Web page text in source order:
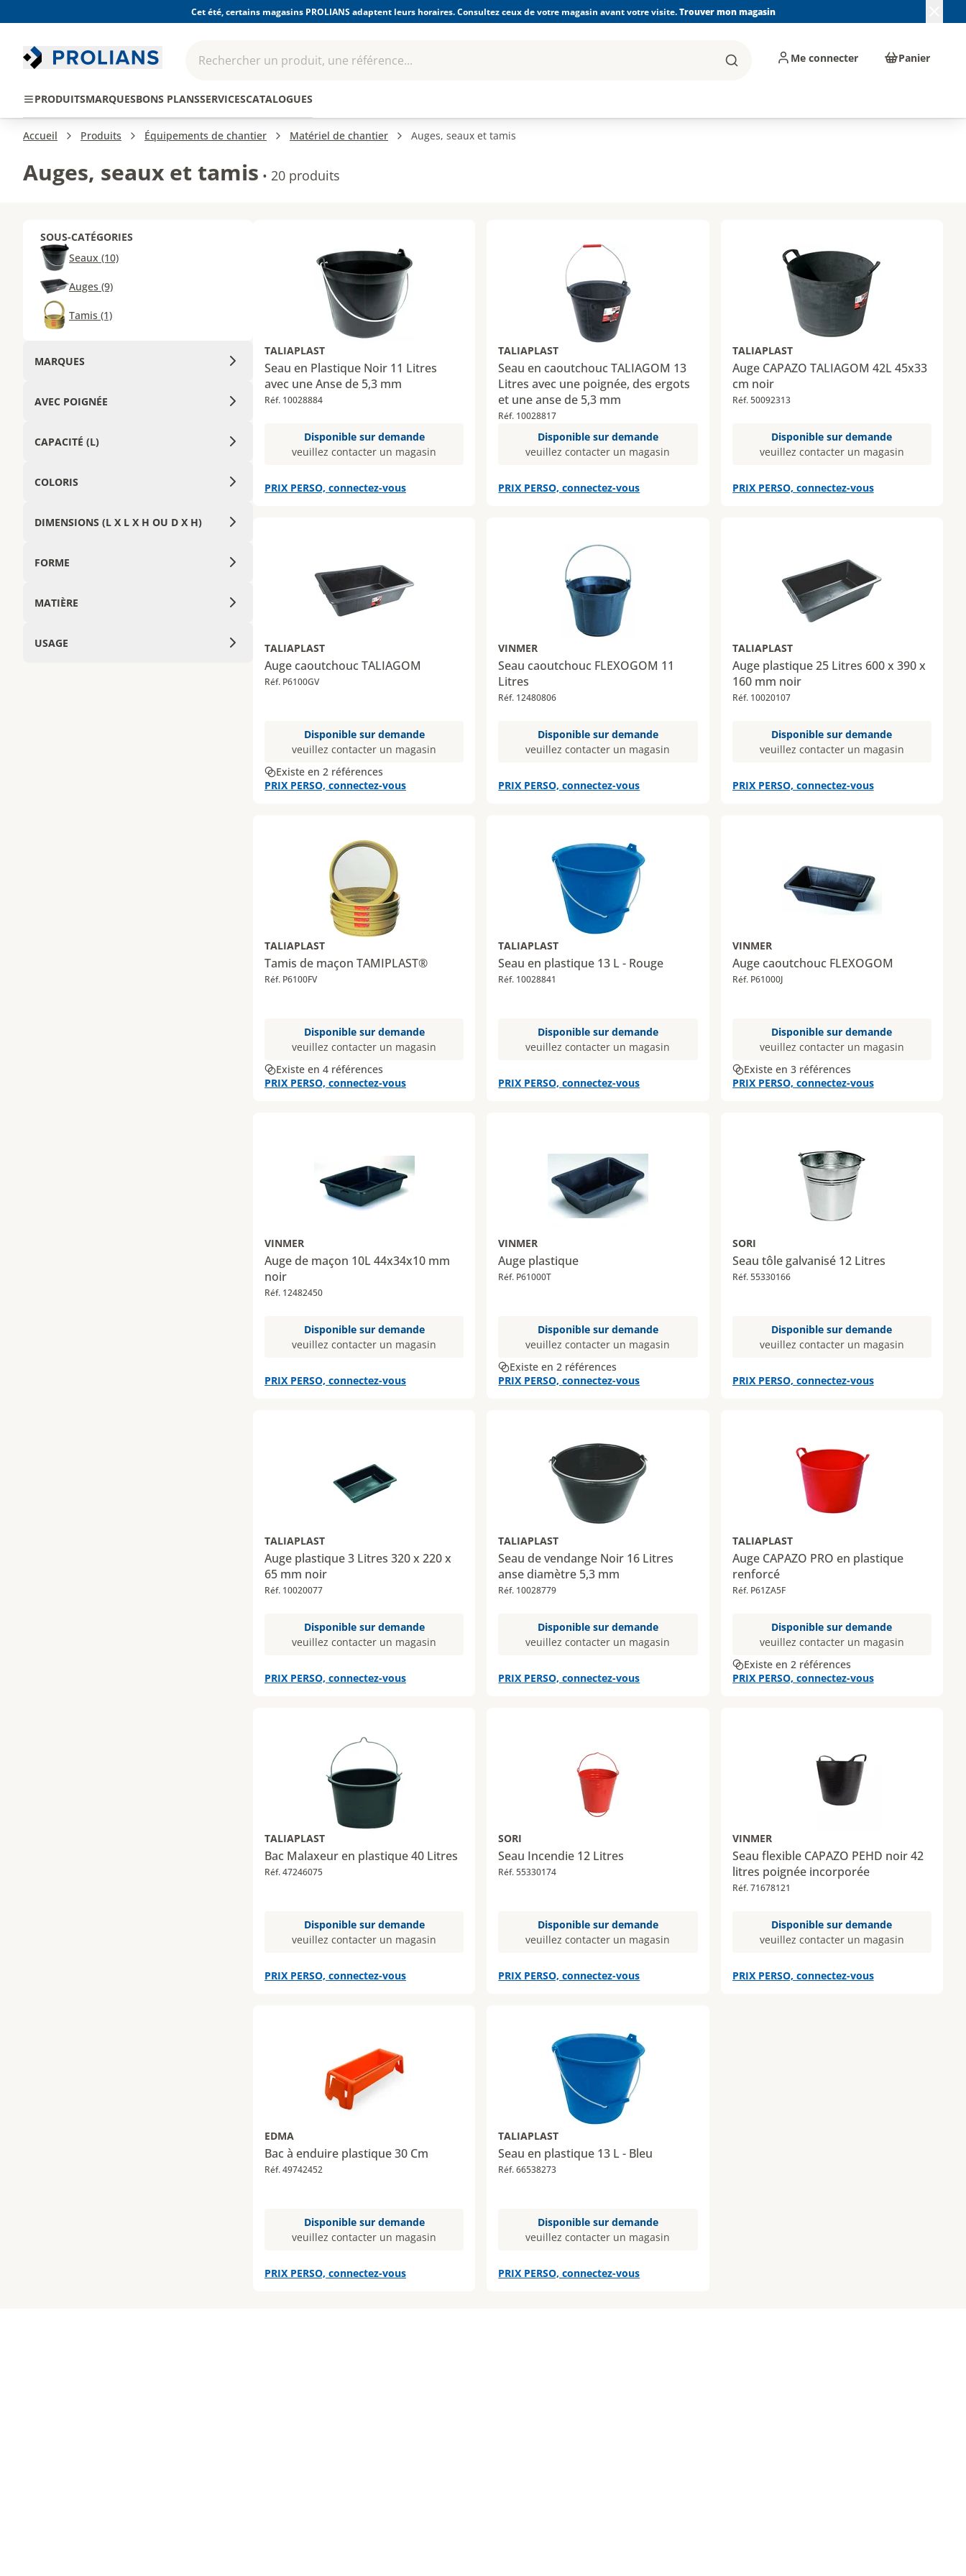
Cet été, certains magasins PROLIANS adaptent leurs horaires. Consultez ceux de votre magasin avant votre visite.Trouver mon magasin
Rechercher un produit, une référence... Rechercher
Me connecter Panier
PRODUITSMARQUESBONS PLANSSERVICESCATALOGUES
individuelle
Outillage Consommables
Accueil Produits Équipements de chantier Matériel de chantier Auges, seaux et tamis
Auges, seaux et tamis • 20 produits
SOUS-CATÉGORIES
Seaux (10)
Auges (9)
Tamis (1)
MARQUES
AVEC POIGNÉE
CAPACITÉ (L)
COLORIS
DIMENSIONS (L X L X H OU D X H)
FORME
MATIÈRE
USAGE
TALIAPLAST
Seau en Plastique Noir 11 Litres
avec une Anse de 5,3 mm
Réf. 10028884
Disponible sur demande
veuillez contacter un magasin
PRIX PERSO, connectez-vous
TALIAPLAST
Seau en caoutchouc TALIAGOM 13
Litres avec une poignée, des ergots
et une anse de 5,3 mm
Réf. 10028817
Disponible sur demande
veuillez contacter un magasin
PRIX PERSO, connectez-vous
TALIAPLAST
Auge CAPAZO TALIAGOM 42L 45x33
cm noir
Réf. 50092313
Disponible sur demande
veuillez contacter un magasin
PRIX PERSO, connectez-vous
TALIAPLAST
Auge caoutchouc TALIAGOM
Réf. P6100GV
Disponible sur demande
veuillez contacter un magasin
Existe en 2 références
PRIX PERSO, connectez-vous
VINMER
Seau caoutchouc FLEXOGOM 11
Litres
Réf. 12480806
Disponible sur demande
veuillez contacter un magasin
PRIX PERSO, connectez-vous
TALIAPLAST
Auge plastique 25 Litres 600 x 390 x
160 mm noir
Réf. 10020107
Disponible sur demande
veuillez contacter un magasin
PRIX PERSO, connectez-vous
TALIAPLAST
Tamis de maçon TAMIPLAST®
Réf. P6100FV
Disponible sur demande
veuillez contacter un magasin
Existe en 4 références
PRIX PERSO, connectez-vous
TALIAPLAST
Seau en plastique 13 L - Rouge
Réf. 10028841
Disponible sur demande
veuillez contacter un magasin
PRIX PERSO, connectez-vous
VINMER
Auge caoutchouc FLEXOGOM
Réf. P61000J
Disponible sur demande
veuillez contacter un magasin
Existe en 3 références
PRIX PERSO, connectez-vous
VINMER
Auge de maçon 10L 44x34x10 mm
noir
Réf. 12482450
Disponible sur demande
veuillez contacter un magasin
PRIX PERSO, connectez-vous
VINMER
Auge plastique
Réf. P61000T
Disponible sur demande
veuillez contacter un magasin
Existe en 2 références
PRIX PERSO, connectez-vous
SORI
Seau tôle galvanisé 12 Litres
Réf. 55330166
Disponible sur demande
veuillez contacter un magasin
PRIX PERSO, connectez-vous
TALIAPLAST
Auge plastique 3 Litres 320 x 220 x
65 mm noir
Réf. 10020077
Disponible sur demande
veuillez contacter un magasin
PRIX PERSO, connectez-vous
TALIAPLAST
Seau de vendange Noir 16 Litres
anse diamètre 5,3 mm
Réf. 10028779
Disponible sur demande
veuillez contacter un magasin
PRIX PERSO, connectez-vous
TALIAPLAST
Auge CAPAZO PRO en plastique
renforcé
Réf. P61ZA5F
Disponible sur demande
veuillez contacter un magasin
Existe en 2 références
PRIX PERSO, connectez-vous
TALIAPLAST
Bac Malaxeur en plastique 40 Litres
Réf. 47246075
Disponible sur demande
veuillez contacter un magasin
PRIX PERSO, connectez-vous
SORI
Seau Incendie 12 Litres
Réf. 55330174
Disponible sur demande
veuillez contacter un magasin
PRIX PERSO, connectez-vous
VINMER
Seau flexible CAPAZO PEHD noir 42
litres poignée incorporée
Réf. 71678121
Disponible sur demande
veuillez contacter un magasin
PRIX PERSO, connectez-vous
EDMA
Bac à enduire plastique 30 Cm
Réf. 49742452
Disponible sur demande
veuillez contacter un magasin
PRIX PERSO, connectez-vous
TALIAPLAST
Seau en plastique 13 L - Bleu
Réf. 66538273
Disponible sur demande
veuillez contacter un magasin
PRIX PERSO, connectez-vous